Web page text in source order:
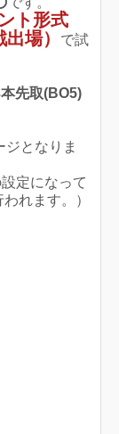
ト形式
場）
で試
先取(BO5)
ジとなりま
定になって
れます。）